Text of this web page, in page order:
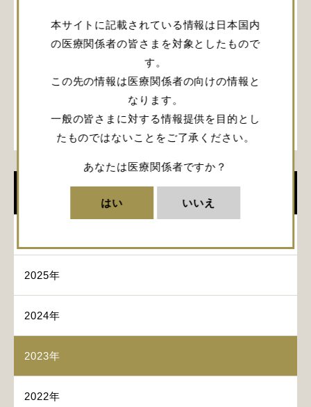
本サイトに記載されている情報は日本国内
の医療関係者の皆さまを対象としたもので
す。
この先の情報は医療関係者の向けの情報と
なります。
一般の皆さまに対する情報提供を目的とし
たものではないことをご了承ください。
あなたは医療関係者ですか？
はい いいえ
2025年
2024年
2023年
2022年
が、専門医の先生方にとっても充実したセミナーに
なると思います。
また、ICUに携わっている看護師の方々にもわかり
やすい解説を行います。
*本セミナーはIntegra Japanの共催セミナーではあ
りませんので、お問合せなどは、PDFよりご確認く